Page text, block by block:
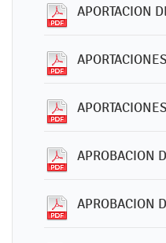
APORTACION
APROBACION
APROBACION